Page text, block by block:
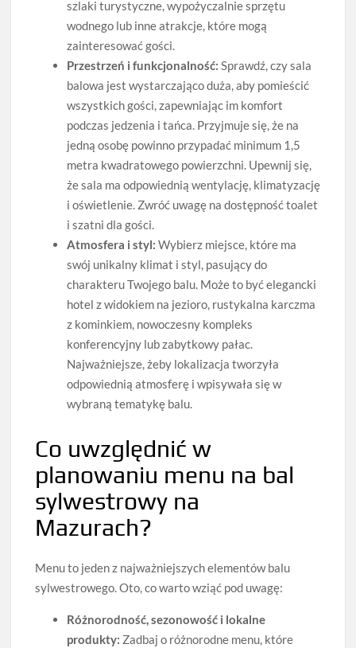
szlaki turystyczne, wypożyczalnie sprzętu
wodnego lub inne atrakcje, które mogą
zainteresować gości.
Przestrzeń i funkcjonalność: Sprawdź, czy sala
balowa jest wystarczająco duża, aby pomieścić
wszystkich gości, zapewniając im komfort
podczas jedzenia i tańca. Przyjmuje się, że na
jedną osobę powinno przypadać minimum 1,5
metra kwadratowego powierzchni. Upewnij się,
że sala ma odpowiednią wentylację, klimatyzację
i oświetlenie. Zwróć uwagę na dostępność toalet
i szatni dla gości.
Atmosfera i styl: Wybierz miejsce, które ma
swój unikalny klimat i styl, pasujący do
charakteru Twojego balu. Może to być elegancki
hotel z widokiem na jezioro, rustykalna karczma
z kominkiem, nowoczesny kompleks
konferencyjny lub zabytkowy pałac.
Najważniejsze, żeby lokalizacja tworzyła
odpowiednią atmosferę i wpisywała się w
wybraną tematykę balu.
Co uwzględnić w
planowaniu menu na bal
sylwestrowy na
Mazurach?
Menu to jeden z najważniejszych elementów balu
sylwestrowego. Oto, co warto wziąć pod uwagę:
Różnorodność, sezonowość i lokalne
produkty: Zadbaj o różnorodne menu, które